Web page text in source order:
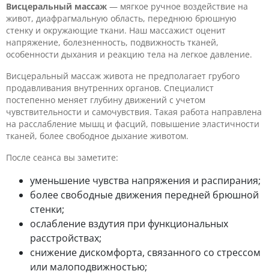
Висцеральный массаж — мягкое ручное воздействие на
живот, диафрагмальную область, переднюю брюшную
стенку и окружающие ткани. Наш массажист оценит
напряжение, болезненность, подвижность тканей,
особенности дыхания и реакцию тела на легкое давление.
Висцеральный массаж живота не предполагает грубого
продавливания внутренних органов. Специалист
постепенно меняет глубину движений с учетом
чувствительности и самочувствия. Такая работа направлена
на расслабление мышц и фасций, повышение эластичности
тканей, более свободное дыхание животом.
После сеанса вы заметите:
уменьшение чувства напряжения и распирания;
более свободные движения передней брюшной
стенки;
ослабление вздутия при функциональных
расстройствах;
снижение дискомфорта, связанного со стрессом
или малоподвижностью;